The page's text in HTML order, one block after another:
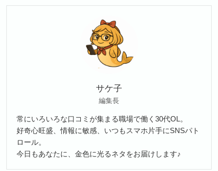
サケ子
編集長
常にいろいろな口コミが集まる職場で働く30代OL。
好奇心旺盛、情報に敏感、いつもスマホ片手にSNSパト
ロール。
今日もあなたに、金色に光るネタをお届けします♪